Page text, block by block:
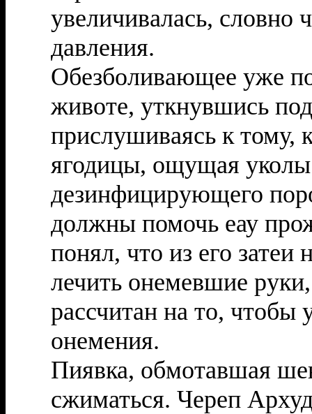
увеличивалась, словно
давления.
Обезболивающее уже
животе, уткнувшись
прислушиваясь к тому,
ягодицы, ощущая
дезинфицирующего
должны помочь еау
понял, что из его
лечить онемевшие
рассчитан на то, чтобы
онемения.
Пиявка, обмотавшая
сжиматься. Череп